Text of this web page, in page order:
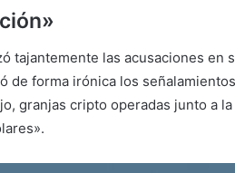
tajantemente las acusaciones en
de forma irónica los
granjas cripto operadas junto a